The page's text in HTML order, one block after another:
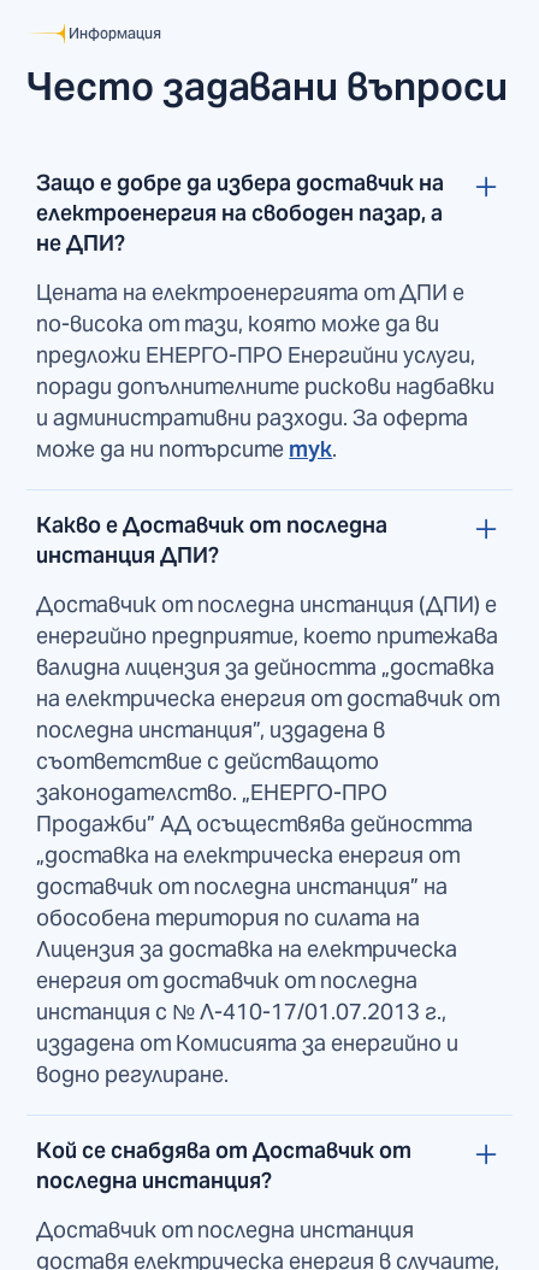
Информация
Често задавани въпроси
Защо е добре да избера доставчик на
електроенергия на свободен пазар, а
не ДПИ?
Цената на електроенергията от ДПИ е
по-висока от тази, която може да ви
предложи ЕНЕРГО-ПРО Енергийни услуги,
поради допълнителните рискови надбавки
и административни разходи. За оферта
може да ни потърсите тук.
Какво е Доставчик от последна
инстанция ДПИ?
Доставчик от последна инстанция (ДПИ) е
енергийно предприятие, което притежава
валидна лицензия за дейността „доставка
на електрическа енергия от доставчик от
последна инстанция”, издадена в
съответствие с действащото
законодателство. „ЕНЕРГО-ПРО
Продажби” АД осъществява дейността
„доставка на електрическа енергия от
доставчик от последна инстанция” на
обособена територия по силата на
Лицензия за доставка на електрическа
енергия от доставчик от последна
инстанция с № Л-410-17/01.07.2013 г.,
издадена от Комисията за енергийно и
водно регулиране.
Кой се снабдява от Доставчик от
последна инстанция?
Доставчик от последна инстанция
доставя електрическа енергия в случаите,